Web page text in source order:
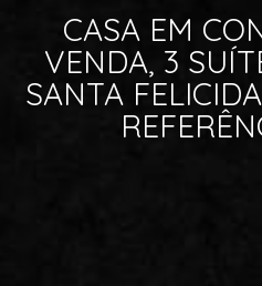
CASA EM
VENDA, 3
SANTA